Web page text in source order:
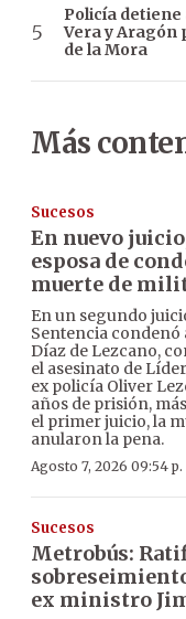
Policía
Vera y Aragón
de la Mora
Más
Sucesos
En nuevo
esposa de
muerte de
En un segundo
Sentencia condenó
Díaz de Lezcano,
el asesinato de
ex policía Oliver
años de prisión,
el primer juicio, la
anularon la pena.
Agosto 7, 2026 09:54 p.
Sucesos
Metrobús:
ex ministro